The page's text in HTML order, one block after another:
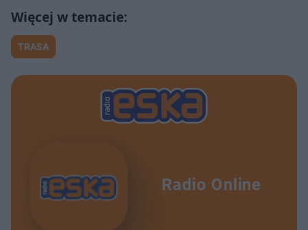
TRASA
Radio Online